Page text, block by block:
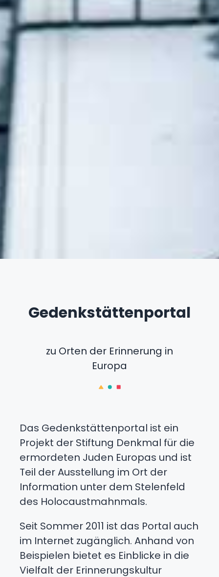
Gedenkstättenportal
zu Orten der Erinnerung in
Europa
Das Gedenkstättenportal ist ein
Projekt der Stiftung Denkmal für die
ermordeten Juden Europas und ist
Teil der Ausstellung im Ort der
Information unter dem Stelenfeld
des Holocaustmahnmals.
Seit Sommer 2011 ist das Portal auch
im Internet zugänglich. Anhand von
Beispielen bietet es Einblicke in die
Vielfalt der Erinnerungskultur